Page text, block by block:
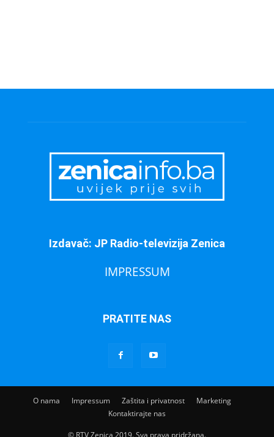
Izdavač: JP Radio-televizija Zenica
IMPRESSUM
PRATITE NAS
O nama Impressum Zaštita i privatnost
Marketing
Kontaktirajte nas
© RTV Zenica 2019. Sva prava pridržana.